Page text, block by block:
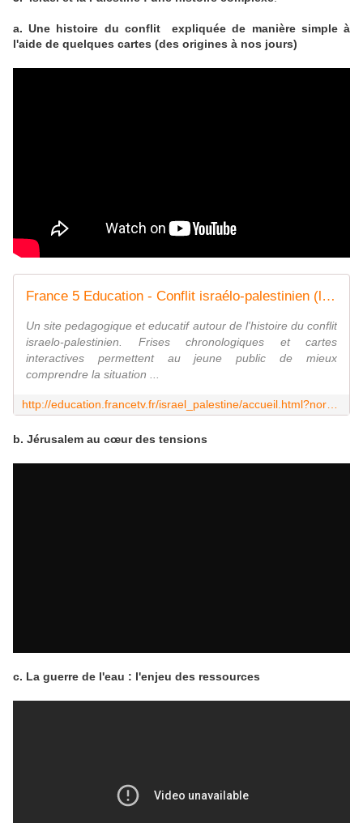
a. Une histoire du conflit expliquée de manière simple à
l'aide de quelques cartes (des origines à nos jours)
France 5 Education - Conflit israélo-palestinien (ligue arabe, OLP)
Un site pedagogique et educatif autour de l'histoire du conflit
israelo-palestinien. Frises chronologiques et cartes
interactives permettent au jeune public de mieux
comprendre la situation ...
b. Jérusalem au cœur des tensions
c. La guerre de l'eau : l'enjeu des ressources